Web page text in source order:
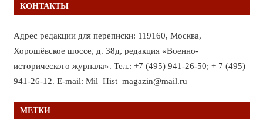
КОНТАКТЫ
Адрес редакции для переписки: 119160, Москва,
Хорошёвское шоссе, д. 38д, редакция «Военно-
исторического журнала». Тел.: +7 (495) 941-26-50; + 7 (495)
941-26-12. E-mail: Mil_Hist_magazin@mail.ru
МЕТКИ